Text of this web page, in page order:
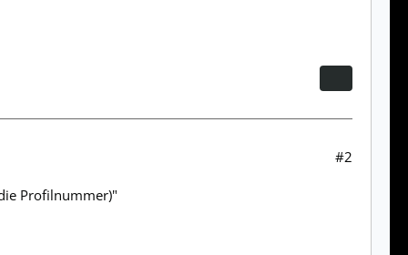
#2
Profilnummer)"